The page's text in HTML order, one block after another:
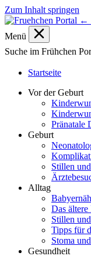
Zum Inhalt springen
←
Menü
Suche im Frühchen
Startseite
Vor der Geburt
Pränatale
Geburt
Stillen
Alltag
Das ältere
Stillen
Tipps für
Stoma
Gesundheit